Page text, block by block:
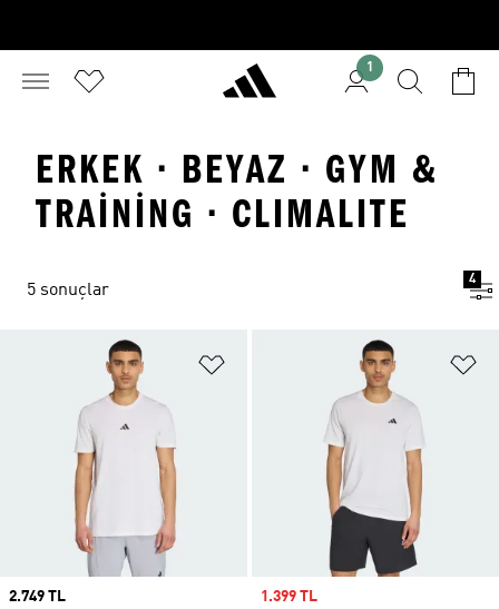
1
ERKEK · BEYAZ · GYM &
TRAINING · CLIMALITE
5 sonuçlar
4
Favori Listesine Ekle
Price
2.749 TL
Sale price
1.399 TL